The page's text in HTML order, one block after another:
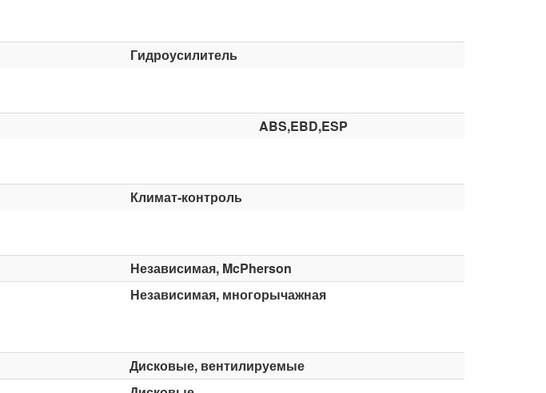
Гидроусилитель
ABS,EBD,ESP
Климат-контроль
Независимая, McPherson
Независимая, многорычажная
Дисковые, вентилируемые